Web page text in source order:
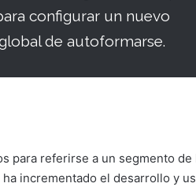
configurar un nuevo
de autoformarse.
para referirse a un segmento de
incrementado el desarrollo y